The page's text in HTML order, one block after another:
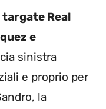
Real
e
sinistra
e proprio per
la